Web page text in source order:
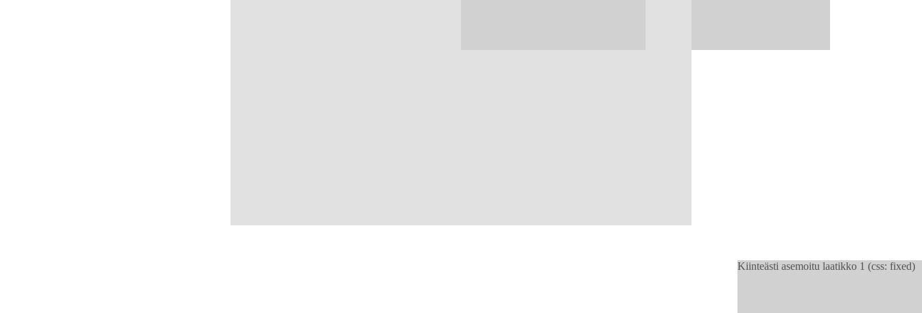
Kiinteästi asemoitu laatikko 1 (css: fixed)